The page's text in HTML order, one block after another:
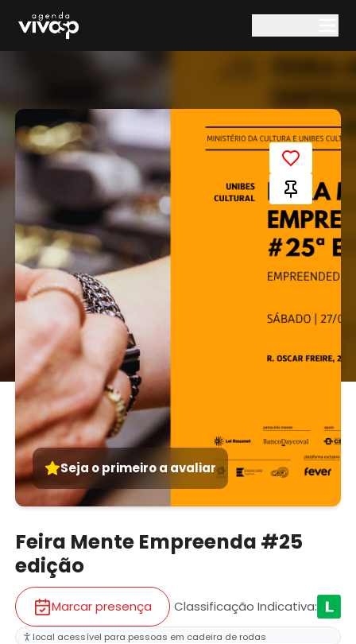
Seja o primeiro a avaliar
Feira Mente Empreenda #25
edição
Marcar presença Classificação Indicativa:
local acessível para pessoas em cadeira de rodas